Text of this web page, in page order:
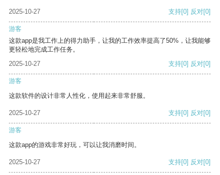
2025-10-27 支持[0] 反对[0]
游客
这款app是我工作上的得力助手，让我的工作效率提高了50%，让我能够
更轻松地完成工作任务。
2025-10-27
支持[0] 反对[0]
游客
这款软件的设计非常人性化，使用起来非常舒服。
2025-10-27 支持[0] 反对[0]
游客
这款app的游戏非常好玩，可以让我消磨时间。
2025-10-27 支持[0] 反对[0]